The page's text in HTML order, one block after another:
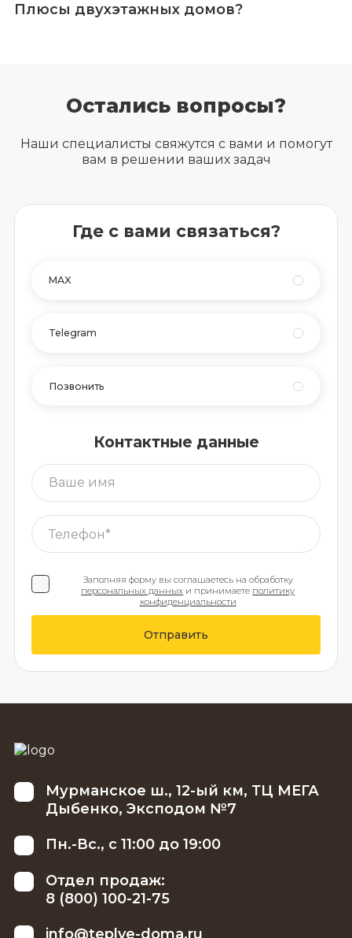
Плюсы двухэтажных домов?
Остались вопросы?
Наши специалисты свяжутся с вами и помогут
вам в решении ваших задач
Где с вами связаться?
MAX
Telegram
Позвонить
Контактные данные
Заполняя форму вы соглашаетесь на обработку
персональных данных и принимаете политику
конфиденциальности
Отправить
Мурманское ш., 12-ый км, ТЦ МЕГА
Дыбенко, Эксподом №7
Пн.-Вс., с 11:00 до 19:00
Отдел продаж:
8 (800) 100-21-75
info@teplye-doma.ru